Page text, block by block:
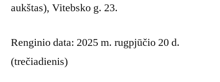
aukštas), Vitebsko g. 23.
Renginio data: 2025 m. rugpjūčio 20 d.
(trečiadienis)